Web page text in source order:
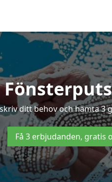
ditt behov och hämta
Få 3 erbjudanden, gratis